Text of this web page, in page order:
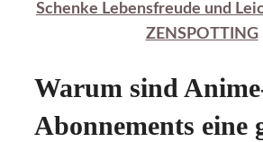
Schenke Lebensfreude und
ZENSPOTTING
Warum sind
Abonnements eine